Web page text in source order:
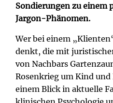
Sondierungen zu einem
Jargon-Phänomen.
Wer bei einem
denkt, die mit
von Nachbars
Rosenkrieg um Kind
einem Blick in aktuelle